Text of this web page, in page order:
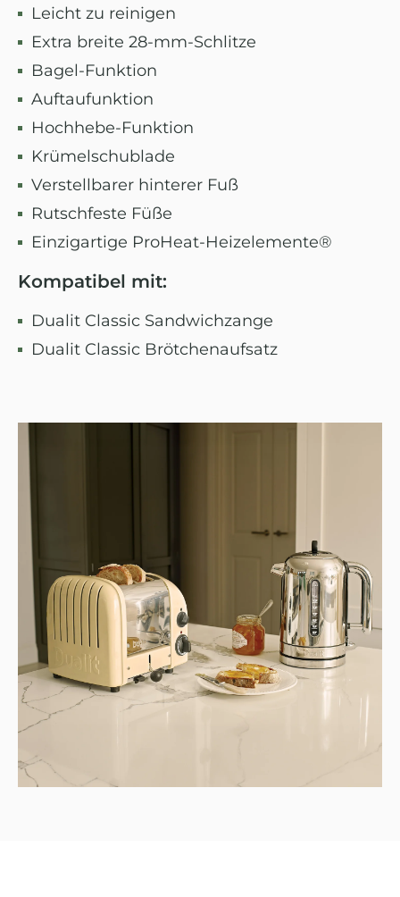
Leicht zu reinigen
Extra breite 28-mm-Schlitze
Bagel-Funktion
Auftaufunktion
Hochhebe-Funktion
Krümelschublade
Verstellbarer hinterer Fuß
Rutschfeste Füße
Einzigartige ProHeat-Heizelemente®
Kompatibel mit:
Dualit Classic Sandwichzange
Dualit Classic Brötchenaufsatz